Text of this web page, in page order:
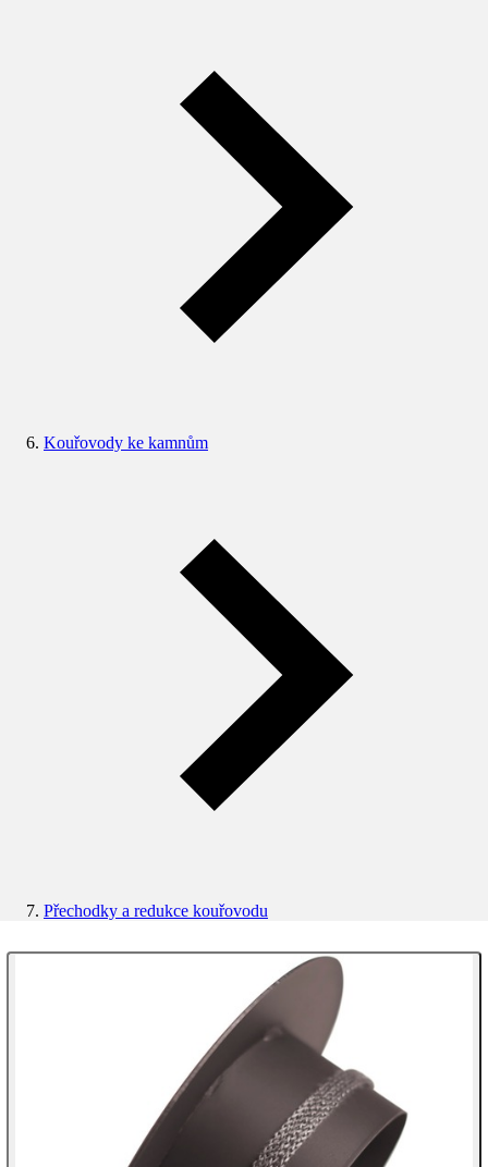
Kouřovody ke kamnům
Přechodky a redukce kouřovodu